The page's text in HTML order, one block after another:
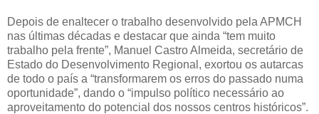
Depois de enaltecer o trabalho desenvolvido pela APMCH
nas últimas décadas e destacar que ainda “tem muito
trabalho pela frente”, Manuel Castro Almeida, secretário de
Estado do Desenvolvimento Regional, exortou os autarcas
de todo o país a “transformarem os erros do passado numa
oportunidade”, dando o “impulso político necessário ao
aproveitamento do potencial dos nossos centros históricos”.